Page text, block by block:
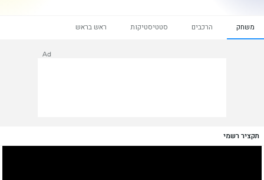
משחק הרכבים סטטיסטיקות ראש בראש
Ad
תקציר רשמי